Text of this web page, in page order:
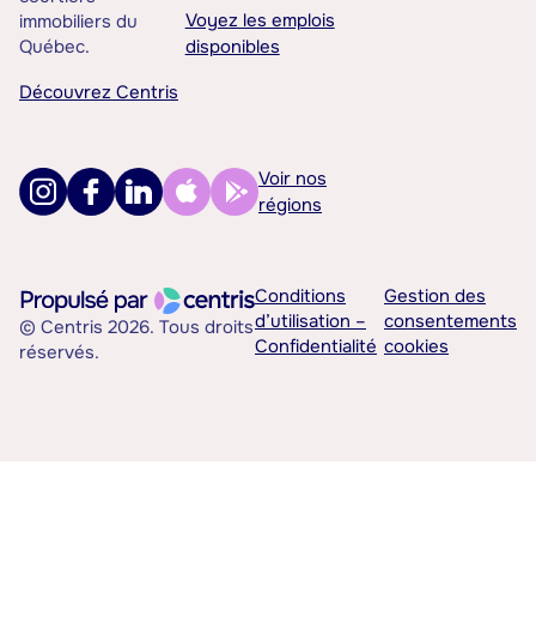
immobiliers du
Québec.
Découvrez Centris
Voyez les emplois
disponibles
Voir nos
régions
© Centris 2026. Tous droits
réservés.
Conditions
d’utilisation –
Confidentialité
Gestion des
consentements
cookies